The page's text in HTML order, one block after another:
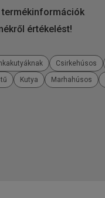
termékinformációk
értékelést!
Csirkehúsos
Kutya Marhahúsos